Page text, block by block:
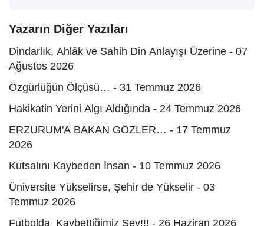
Yazarın Diğer Yazıları
Dindarlık, Ahlâk ve Sahih Din Anlayışı Üzerine - 07
Ağustos 2026
Özgürlüğün Ölçüsü… - 31 Temmuz 2026
Hakikatin Yerini Algı Aldığında - 24 Temmuz 2026
ERZURUM'A BAKAN GÖZLER… - 17 Temmuz
2026
Kutsalını Kaybeden İnsan - 10 Temmuz 2026
Üniversite Yükselirse, Şehir de Yükselir - 03
Temmuz 2026
Futbolda Kaybettiğimiz Şey!!! - 26 Haziran 2026